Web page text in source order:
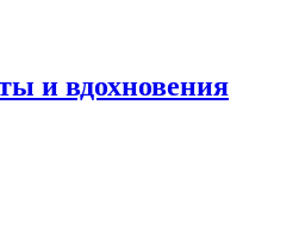
и вдохновения